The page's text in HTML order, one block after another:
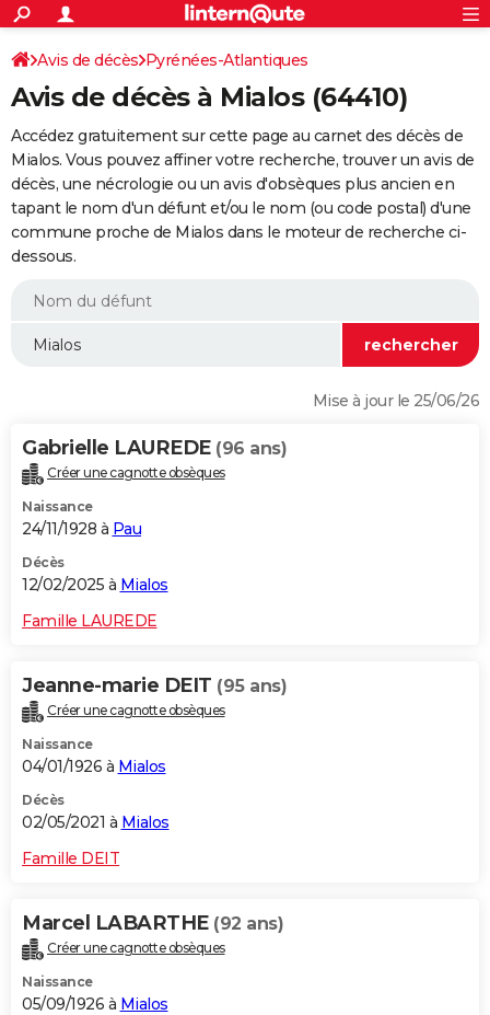
ACTUALITÉS
Politique
Société
Faits Divers
Education
Monde
Villes
+
SPORT
Coupe du monde 2026
Football
Tennis
Cyclisme
Rugby
Forum
Programme TV
TNT
Streaming
Cinéma
Sorties cinéma
Musique
+
FINANCE
Retraite
Epargne
Immobilier
Risques naturels par ville
Assurance
AUTO
Essais
Réserver un essai
Citadines
Berlines
SUV
Forum auto
+
HIGH-TECH
BRICOLAGE
WEEK-END
Alimentation
Guide de la santé
Maladies
Médicaments
Sommeil
VOYAGE
Destinations
City break
Voyage nature
Voyage de noces
Forum
Climat
+PHOTO
GUIDES D'ACHAT
Carte de Noël
Carte Bonne année
Carte Saint-Valentin
Carte Pâques
Carte d'anniversaire
DICTIONNAIRE
Dictionnaire
Biographies
Citations
Expressions
Proverbes
PROGRAMME TV
S'inscrire
Se connecter
Lycées
Collèges
Primaires
Universités
Entreprises
Service militaire
Avis de recherche
AVIS DE DÉCÈS
FORUM
S'inscrire
Connexion
Avis de décès Pyrénées-Atlantiques
Avis de décès à Mialos (64410)
Accédez gratuitement sur cette page au carnet des décès de
Mialos. Vous pouvez affiner votre recherche, trouver un avis de
décès, une nécrologie ou un avis d'obsèques plus ancien en
tapant le nom d'un défunt et/ou le nom (ou code postal) d'une
commune proche de Mialos dans le moteur de recherche ci-
dessous.
Mise à jour le 25/06/26
Gabrielle LAUREDE (96 ans)
Créer une cagnotte obsèques
Naissance
24/11/1928 à Pau
Décès
12/02/2025 à Mialos
Famille LAUREDE
Jeanne-marie DEIT (95 ans)
Créer une cagnotte obsèques
Naissance
04/01/1926 à Mialos
Décès
02/05/2021 à Mialos
Famille DEIT
Marcel LABARTHE (92 ans)
Créer une cagnotte obsèques
Naissance
05/09/1926 à Mialos